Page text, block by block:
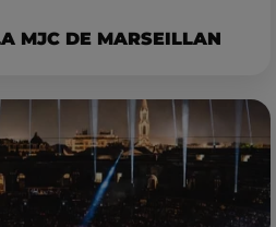
MJC DE MARSEILLAN